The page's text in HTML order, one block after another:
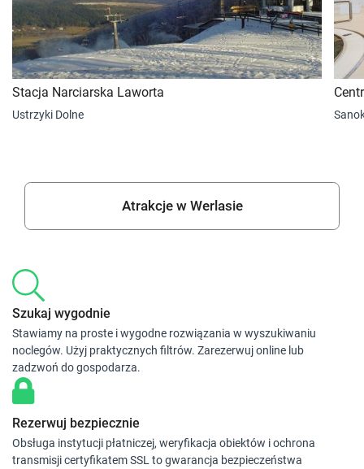
Stacja Narciarska Laworta
Ustrzyki Dolne
Atrakcje w Werlasie
Szukaj wygodnie
Stawiamy na proste i wygodne rozwiązania w wyszukiwaniu
noclegów. Użyj praktycznych filtrów. Zarezerwuj online lub
zadzwoń do gospodarza.
Rezerwuj bezpiecznie
Obsługa instytucji płatniczej, weryfikacja obiektów i ochrona
transmisji certyfikatem SSL to gwarancja bezpieczeństwa